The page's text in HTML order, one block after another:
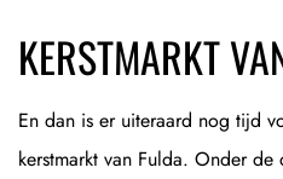
KERSTMARKT
En dan is er uiteraard nog tijd
kerstmarkt van Fulda. Onder de